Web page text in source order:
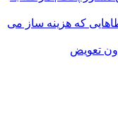
که هزینه ساز می
تعویض